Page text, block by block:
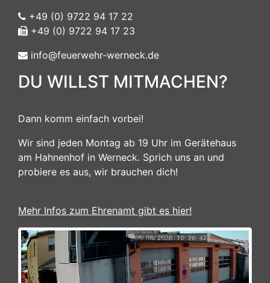
+49 (0) 9722 94 17 22
+49 (0) 9722 94 17 23
info@feuerwehr-werneck.de
DU WILLST MITMACHEN?
Dann komm einfach vorbei!
Wir sind jeden Montag ab 19 Uhr im Gerätehaus
am Hahnenhof in Werneck. Sprich uns an und
probiere es aus, wir brauchen dich!
Mehr Infos zum Ehrenamt gibt es hier!